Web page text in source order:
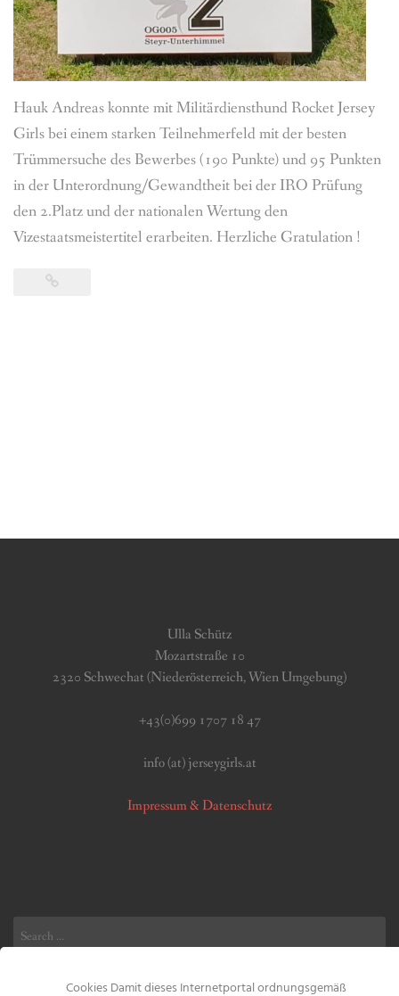
Hauk Andreas konnte mit Militärdiensthund Rocket Jersey
Girls bei einem starken Teilnehmerfeld mit der besten
Trümmersuche des Bewerbes (190 Punkte) und 95 Punkten
in der Unterordnung/Gewandtheit bei der IRO Prüfung
den 2.Platz und der nationalen Wertung den
Vizestaatsmeistertitel erarbeiten. Herzliche Gratulation !
Ulla Schütz
Mozartstraße 10
2320 Schwechat (Niederösterreich, Wien Umgebung)
+43(0)699 1707 18 47
info (at) jerseygirls.at
Impressum & Datenschutz
for:
Cookies Damit dieses Internetportal ordnungsgemäß